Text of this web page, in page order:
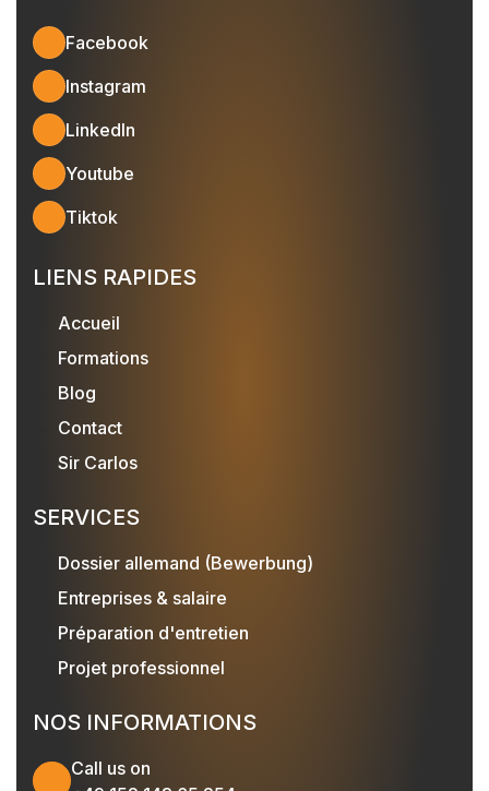
Facebook
Instagram
LinkedIn
Youtube
Tiktok
LIENS RAPIDES
Accueil
Formations
Blog
Contact
Sir Carlos
SERVICES
Dossier allemand (Bewerbung)
Entreprises & salaire
Préparation d'entretien
Projet professionnel
NOS INFORMATIONS
Call us on